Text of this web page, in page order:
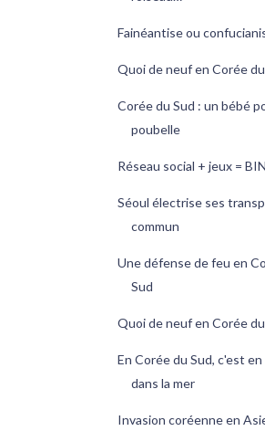
Fainéantise ou
Quoi de neuf en Corée du
Corée du Sud : un bébé
poubelle
Réseau social + jeux =
Séoul électrise ses
commun
Une défense de feu en
Sud
Quoi de neuf en Corée du
En Corée du Sud, c'est en
dans la mer
Invasion coréenne en